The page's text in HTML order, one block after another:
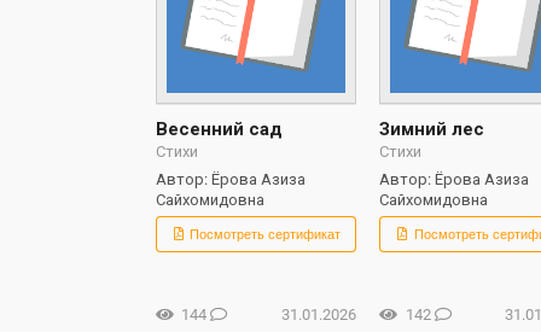
Весенний сад
Стихи
Автор: Ёрова Азиза
Сайхомидовна
Посмотреть сертификат
31.01.2026
144
Зимний лес
Стихи
Автор: Ёрова Азиза
Сайхомидовна
Посмотреть
142